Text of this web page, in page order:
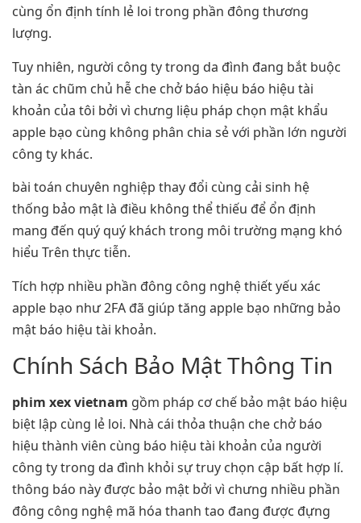
cùng ổn định tính lẻ loi trong phần đông thương
lượng.
Tuy nhiên, người công ty trong da đình đang bắt buộc
tàn ác chũm chủ hễ che chở báo hiệu báo hiệu tài
khoản của tôi bởi vì chưng liệu pháp chọn mật khẩu
apple bạo cùng không phân chia sẻ với phần lớn người
công ty khác.
bài toán chuyên nghiệp thay đổi cùng cải sinh hệ
thống bảo mật là điều không thể thiếu để ổn định
mang đến quý quý khách trong môi trường mạng khó
hiểu Trên thực tiễn.
Tích hợp nhiều phần đông công nghệ thiết yếu xác
apple bạo như 2FA đã giúp tăng apple bạo những bảo
mật báo hiệu tài khoản.
Chính Sách Bảo Mật Thông Tin
phim xex vietnam gồm pháp cơ chế bảo mật báo hiệu
biệt lập cùng lẻ loi. Nhà cái thỏa thuận che chở báo
hiệu thành viên cùng báo hiệu tài khoản của người
công ty trong da đình khỏi sự truy chọn cập bất hợp lí.
thông báo này được bảo mật bởi vì chưng nhiều phần
đông công nghệ mã hóa thanh tao đang được đựng